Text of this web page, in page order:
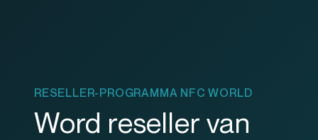
RESELLER-PROGRAMMA NFC WORLD
Word reseller van